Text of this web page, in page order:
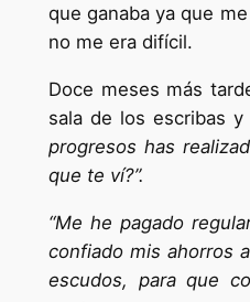
que ganaba ya que
no me era difícil.
Doce meses más
sala de los escribas
progresos has
que te ví?”.
“Me he pagado
confiado mis ahorros
escudos, para que